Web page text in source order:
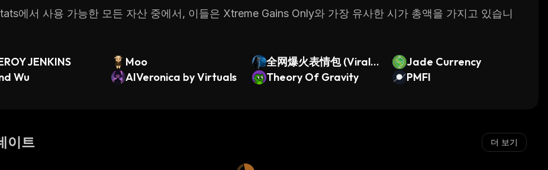
에서 사용 가능한 모든 자산 중에서, 이들은 Xtreme Gains Only와 가장 유사한 시가 총액을 가지고 있습니
JENKINS Moo
全网爆火表情包 (Viral E
moji Pack)
Jade Currency
Wu
AIVeronica by Virtuals Theory Of Gravity PMFI
이트 더 보기